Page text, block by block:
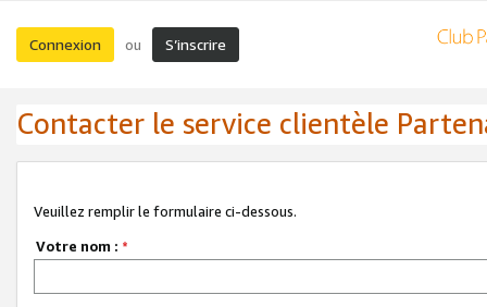
Connexion ou S’inscrire
Contacter le service clientèle
Veuillez remplir le formulaire ci-dessous.
Votre nom : *